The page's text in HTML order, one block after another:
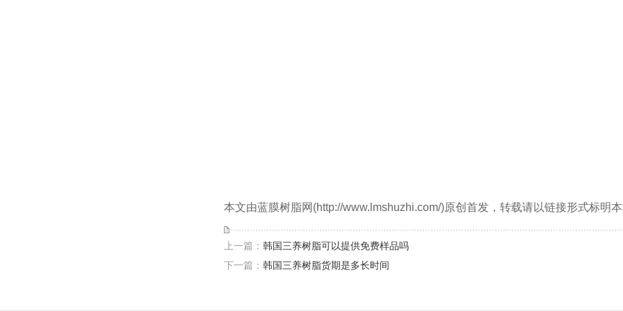
本文由蓝膜树脂网(http://www.lmshuzhi.com/)原创首发，转载请以链接形式标明
上一篇： 韩国三养树脂可以提供免费样品吗
下一篇： 韩国三养树脂货期是多长时间